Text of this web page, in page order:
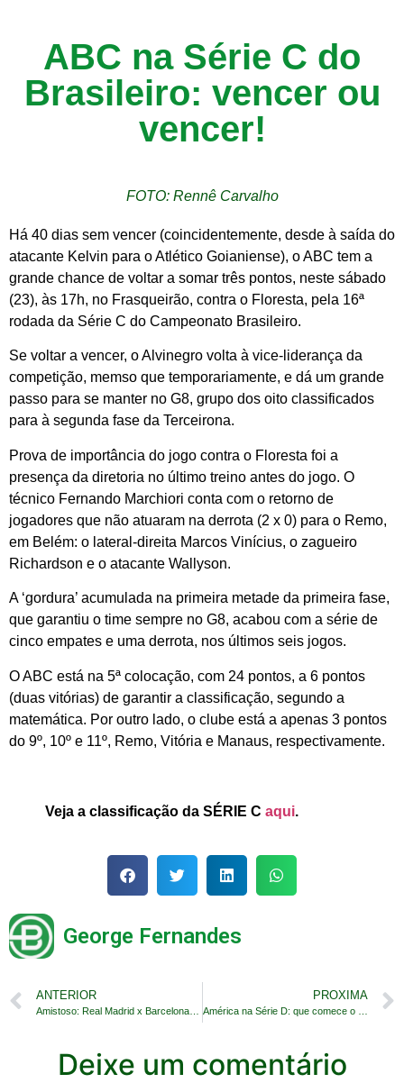
ABC na Série C do
Brasileiro: vencer ou
vencer!
FOTO: Rennê Carvalho
Há 40 dias sem vencer (coincidentemente, desde à saída do
atacante Kelvin para o Atlético Goianiense), o ABC tem a
grande chance de voltar a somar três pontos, neste sábado
(23), às 17h, no Frasqueirão, contra o Floresta, pela 16ª
rodada da Série C do Campeonato Brasileiro.
Se voltar a vencer, o Alvinegro volta à vice-liderança da
competição, memso que temporariamente, e dá um grande
passo para se manter no G8, grupo dos oito classificados
para à segunda fase da Terceirona.
Prova de importância do jogo contra o Floresta foi a
presença da diretoria no último treino antes do jogo. O
técnico Fernando Marchiori conta com o retorno de
jogadores que não atuaram na derrota (2 x 0) para o Remo,
em Belém: o lateral-direita Marcos Vinícius, o zagueiro
Richardson e o atacante Wallyson.
A ‘gordura’ acumulada na primeira metade da primeira fase,
que garantiu o time sempre no G8, acabou com a série de
cinco empates e uma derrota, nos últimos seis jogos.
O ABC está na 5ª colocação, com 24 pontos, a 6 pontos
(duas vitórias) de garantir a classificação, segundo a
matemática. Por outro lado, o clube está a apenas 3 pontos
do 9º, 10º e 11º, Remo, Vitória e Manaus, respectivamente.
Veja a classificação da SÉRIE C aqui.
George Fernandes
ANTERIOR PROXIMA
Deixe um comentário